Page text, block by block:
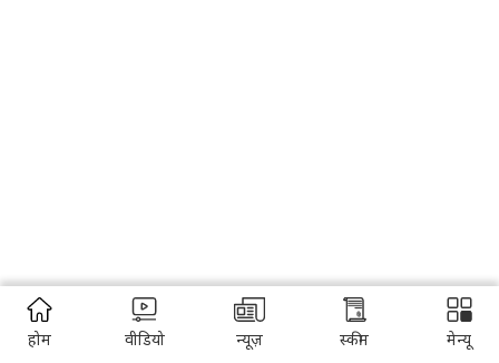
होम वीडियो न्यूज़ स्कीम मेन्यू